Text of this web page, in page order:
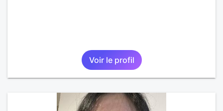
Voir le profil